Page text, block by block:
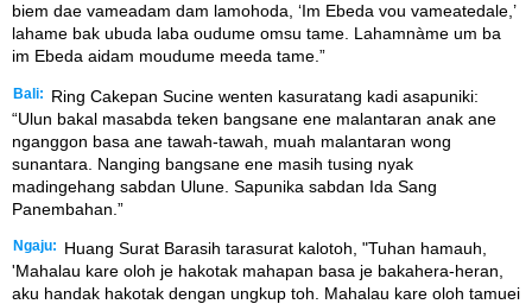
biem dae vameadam dam lamohoda, ‘Im Ebeda vou vameatedale,’
lahame bak ubuda laba oudume omsu tame. Lahamnàme um ba
im Ebeda aidam moudume meeda tame.”
Bali:
Ring Cakepan Sucine wenten kasuratang kadi asapuniki:
“Ulun bakal masabda teken bangsane ene malantaran anak ane
nganggon basa ane tawah-tawah, muah malantaran wong
sunantara. Nanging bangsane ene masih tusing nyak
madingehang sabdan Ulune. Sapunika sabdan Ida Sang
Panembahan.”
Ngaju:
Huang Surat Barasih tarasurat kalotoh, "Tuhan hamauh,
'Mahalau kare oloh je hakotak mahapan basa je bakahera-heran,
aku handak hakotak dengan ungkup toh. Mahalau kare oloh tamuei